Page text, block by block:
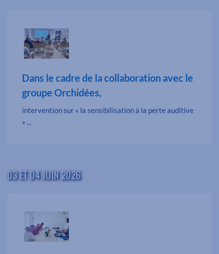
Dans le cadre de la collaboration avec le
groupe Orchidées,
intervention sur « la sensibilisation à la perte auditive
» ...
03 ET 04 JUIN 2026